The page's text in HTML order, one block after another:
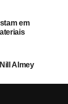
em
Almey